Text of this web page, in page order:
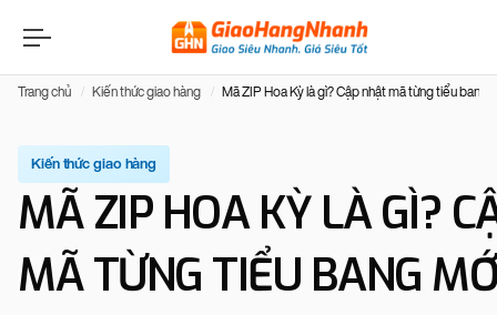
Trang chủ Kiến thức giao hàng Mã ZIP Hoa Kỳ là gì? Cập nhật mã từng tiểu bang
Kiến thức giao hàng
MÃ ZIP HOA KỲ LÀ GÌ?
MÃ TỪNG TIỂU BANG